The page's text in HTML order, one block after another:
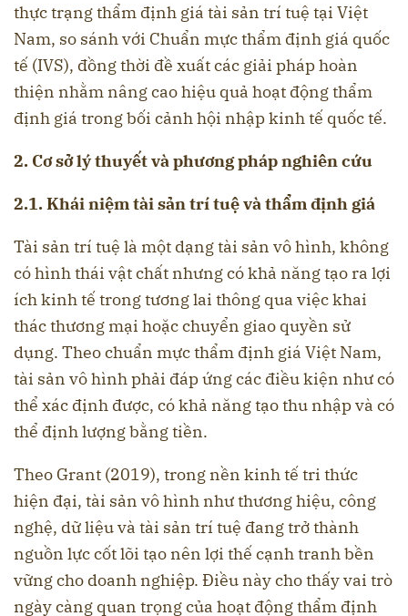
thực trạng thẩm định giá tài sản trí tuệ tại Việt
Nam, so sánh với Chuẩn mực thẩm định giá quốc
tế (IVS), đồng thời đề xuất các giải pháp hoàn
thiện nhằm nâng cao hiệu quả hoạt động thẩm
định giá trong bối cảnh hội nhập kinh tế quốc tế.
2. Cơ sở lý thuyết và phương pháp nghiên cứu
2.1. Khái niệm tài sản trí tuệ và thẩm định giá
Tài sản trí tuệ là một dạng tài sản vô hình, không
có hình thái vật chất nhưng có khả năng tạo ra lợi
ích kinh tế trong tương lai thông qua việc khai
thác thương mại hoặc chuyển giao quyền sử
dụng. Theo chuẩn mực thẩm định giá Việt Nam,
tài sản vô hình phải đáp ứng các điều kiện như có
thể xác định được, có khả năng tạo thu nhập và có
thể định lượng bằng tiền.
Theo Grant (2019), trong nền kinh tế tri thức
hiện đại, tài sản vô hình như thương hiệu, công
nghệ, dữ liệu và tài sản trí tuệ đang trở thành
nguồn lực cốt lõi tạo nên lợi thế cạnh tranh bền
vững cho doanh nghiệp. Điều này cho thấy vai trò
ngày càng quan trọng của hoạt động thẩm định